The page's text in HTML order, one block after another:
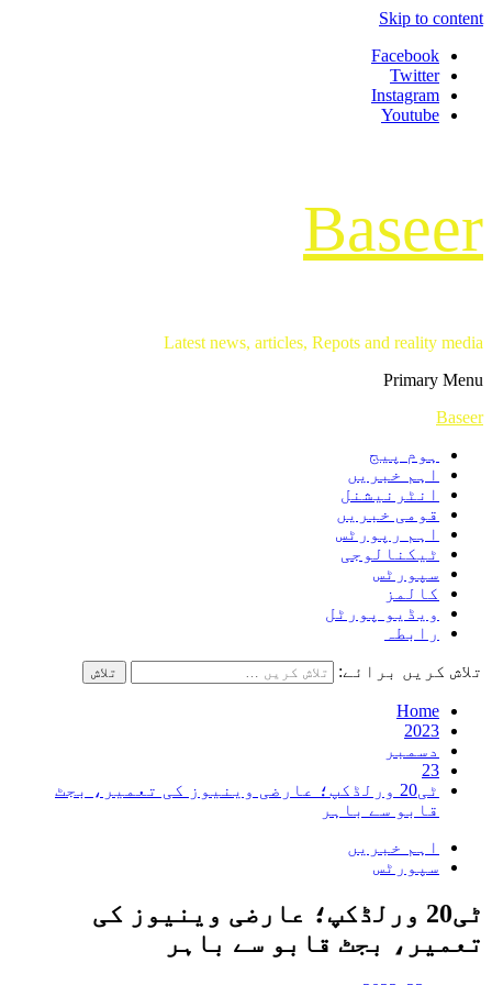
Skip to content
Facebook
Twitter
Instagram
Youtube
Baseer
Latest news, articles, Repots and reality media
Primary Menu
Baseer
ہوم پیج
اہم خبریں
انٹرنیشنل
قومی خبریں
اہم رپورٹس
ٹیکنالوجی
سپورٹس
کالمز
ویڈیو پورٹل
رابطہ
تلاش کریں برائے:
Home
2023
دسمبر
23
ٹی20 ورلڈکپ؛ عارضی وینیوز کی تعمیر، بجٹ
قابو سے باہر
اہم خبریں
سپورٹس
ٹی20 ورلڈکپ؛ عارضی وینیوز کی
تعمیر، بجٹ قابو سے باہر